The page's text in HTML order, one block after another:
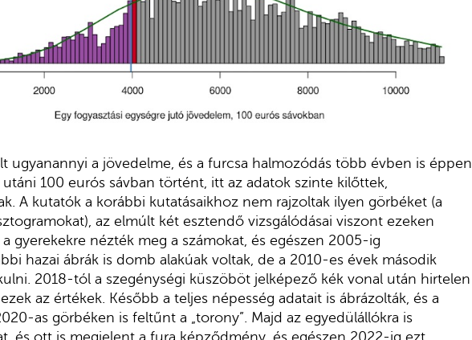
ugyanannyi a jövedelme, és a furcsa halmozódás több évben is éppen
100 eurós sávban történt, itt az adatok szinte kilőttek,
A kutatók a korábbi kutatásaikhoz nem rajzoltak ilyen görbéket (a
az elmúlt két esztendő vizsgálódásai viszont ezeken
gyerekekre nézték meg a számokat, és egészen 2005-ig
hazai ábrák is domb alakúak voltak, de a 2010-es évek második
2018-tól a szegénységi küszöböt jelképező kék vonal után hirtelen
az értékek. Később a teljes népesség adatait is ábrázolták, és a
as görbéken is feltűnt a „torony”. Majd az egyedülállókra is
és ott is megjelent a fura képződmény, és egészen 2022-ig ezt